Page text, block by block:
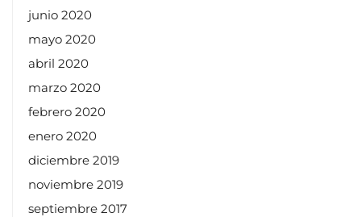
junio 2020
mayo 2020
abril 2020
marzo 2020
febrero 2020
enero 2020
diciembre 2019
noviembre 2019
septiembre 2017